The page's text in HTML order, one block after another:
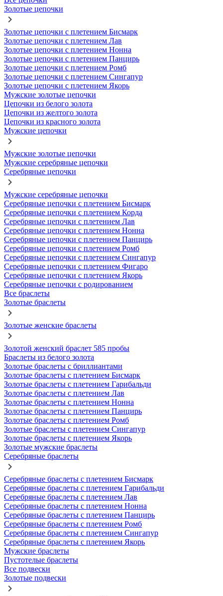
Золотые цепочки
Золотые цепочки с плетением Бисмарк
Золотые цепочки с плетением Лав
Золотые цепочки с плетением Нонна
Золотые цепочки с плетением Панцирь
Золотые цепочки с плетением Ромб
Золотые цепочки с плетением Сингапур
Золотые цепочки с плетением Якорь
Мужские золотые цепочки
Цепочки из белого золота
Цепочки из желтого золота
Цепочки из красного золота
Мужские цепочки
Мужские золотые цепочки
Мужские серебряные цепочки
Серебряные цепочки
Мужские серебряные цепочки
Серебряные цепочки с плетением Бисмарк
Серебряные цепочки с плетением Корда
Серебряные цепочки с плетением Лав
Серебряные цепочки с плетением Нонна
Серебряные цепочки с плетением Панцирь
Серебряные цепочки с плетением Ромб
Серебряные цепочки с плетением Сингапур
Серебряные цепочки с плетением Фигаро
Серебряные цепочки с плетением Якорь
Серебряные цепочки с родированием
Все браслеты
Золотые браслеты
Золотые женские браслеты
Золотой женский браслет 585 пробы
Браслеты из белого золота
Золотые браслеты с бриллиантами
Золотые браслеты с плетением Бисмарк
Золотые браслеты с плетением Гарибальди
Золотые браслеты с плетением Лав
Золотые браслеты с плетением Нонна
Золотые браслеты с плетением Панцирь
Золотые браслеты с плетением Ромб
Золотые браслеты с плетением Сингапур
Золотые браслеты с плетением Якорь
Золотые мужские браслеты
Серебряные браслеты
Серебряные браслеты с плетением Бисмарк
Серебряные браслеты с плетением Гарибальди
Серебряные браслеты с плетением Лав
Серебряные браслеты с плетением Нонна
Серебряные браслеты с плетением Панцирь
Серебряные браслеты с плетением Ромб
Серебряные браслеты с плетением Сингапур
Серебряные браслеты с плетением Якорь
Мужские браслеты
Пустотелые браслеты
Все подвески
Золотые подвески